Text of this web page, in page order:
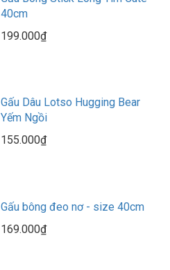
40cm
199.000₫
Gấu Dâu Lotso Hugging Bear
Yếm Ngồi
155.000₫
Gấu bông đeo nơ - size 40cm
169.000₫